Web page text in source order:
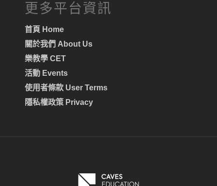
更多平台資訊
首頁 Home
關於我們 About Us
樂教學 CET
活動 Events
使用者條款 User Terms
隱私權政策 Privacy